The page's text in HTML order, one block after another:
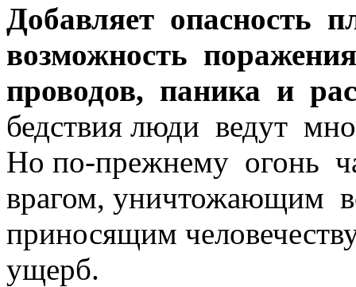
Добавляет опасность
возможность
проводов, паника и
бедствия люди ведут
Но по-прежнему огонь
врагом, уничтожающим
приносящим
ущерб.